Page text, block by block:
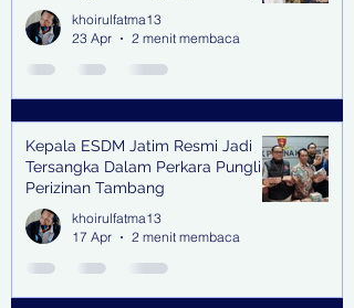
(Pasmanbaya) dalam Kegiatan
Halal Bihalal
khoirulfatma13
23 Apr
2 menit membaca
Kepala ESDM Jatim Resmi Jadi
Tersangka Dalam Perkara Pungli
Perizinan Tambang
khoirulfatma13
17 Apr
2 menit membaca